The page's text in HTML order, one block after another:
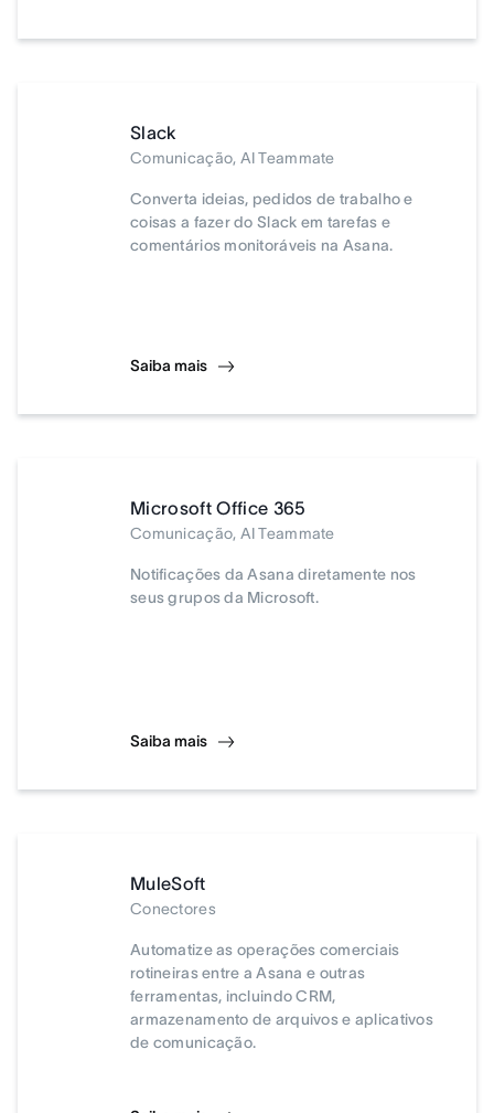
Slack
Comunicação, AI Teammate
Converta ideias, pedidos de trabalho e
coisas a fazer do Slack em tarefas e
comentários monitoráveis na Asana.
Saiba mais
Microsoft Office 365
Comunicação, AI Teammate
Notificações da Asana diretamente nos
seus grupos da Microsoft.
Saiba mais
MuleSoft
Conectores
Automatize as operações comerciais
rotineiras entre a Asana e outras
ferramentas, incluindo CRM,
armazenamento de arquivos e aplicativos
de comunicação.